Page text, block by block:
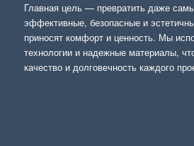
Главная цель — превратить даже
эффективные, безопасные и
приносят комфорт и ценность. Мы
технологии и надежные материалы,
качество и долговечность каждого